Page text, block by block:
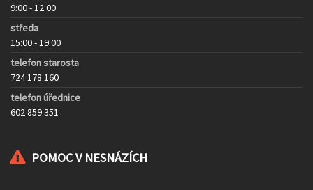
9:00 - 12:00
středa
15:00 - 19:00
telefon starosta
724 178 160
telefon úřednice
602 859 351
POMOC V NESNÁZÍCH